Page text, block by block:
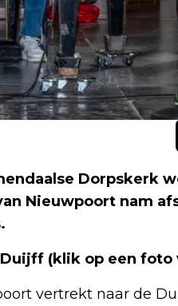
Dorpskerk
Nieuwpoort nam
(klik op een
vertrekt naar de